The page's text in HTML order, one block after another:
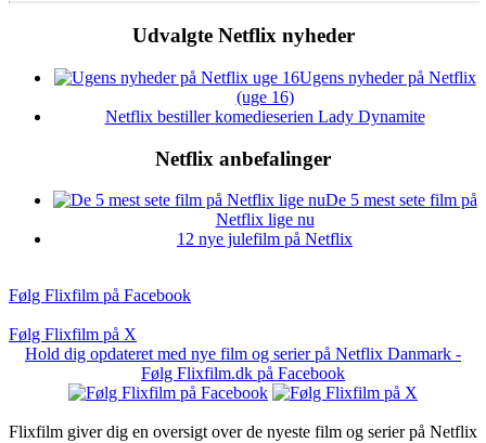
Udvalgte Netflix nyheder
Ugens nyheder på Netflix
(uge 16)
Netflix bestiller komedieserien Lady Dynamite
Netflix anbefalinger
De 5 mest sete film på
Netflix lige nu
12 nye julefilm på Netflix
Følg Flixfilm på Facebook
Følg Flixfilm på X
Hold dig opdateret med nye film og serier på Netflix Danmark -
Følg Flixfilm.dk på Facebook
Flixfilm giver dig en oversigt over de nyeste film og serier på Netflix